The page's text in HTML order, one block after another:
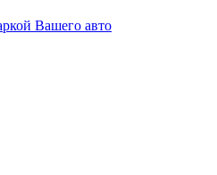
Вашего авто